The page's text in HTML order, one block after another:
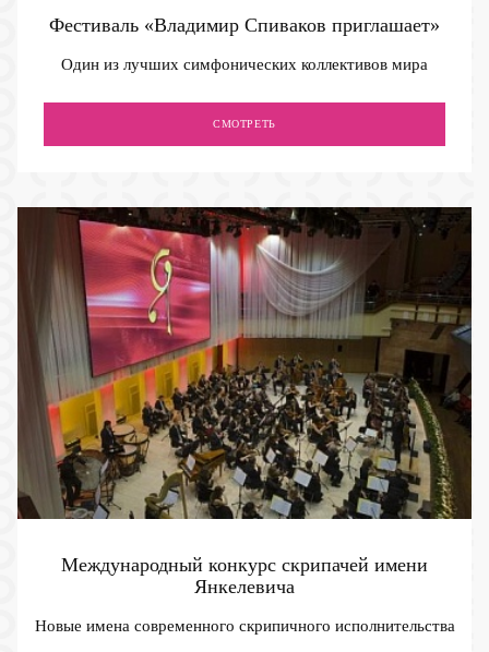
Фестиваль «Владимир Спиваков приглашает»
Один из лучших симфонических коллективов мира
СМОТРЕТЬ
Международный конкурс скрипачей имени
Янкелевича
Новые имена современного скрипичного исполнительства